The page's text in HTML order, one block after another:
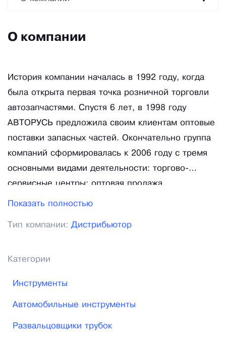
О компании
История компании началась в 1992 году, когда
была открыта первая точка розничной торговли
автозапчастями. Спустя 6 лет, в 1998 году
АВТОРУСЬ предложила своим клиентам оптовые
поставки запасных частей. Окончательно группа
компаний сформировалась к 2006 году с тремя
основными видами деятельности: торгово-
сервисные центры; оптовая продажа
автозапчастей; продажа и обслуживание
официальным дистрибьютором смазочных
членом национальной ассоциации GROUPAUTO
закупочного союза GROUPAUTO International,
участники которого - это лидеры рынка
aftermarket практически во всех странах Европы и
Показать полностью
Тип компании: Дистрибьютор
Категории
Инструменты
Автомобильные инструменты
Развальцовщики трубок